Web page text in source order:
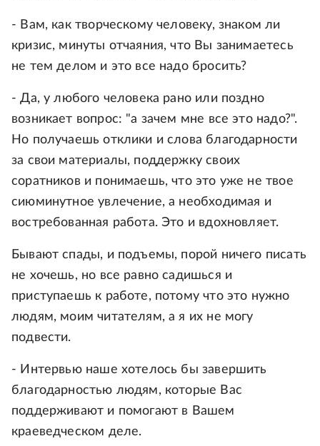
- Вам, как творческому человеку, знаком ли
кризис, минуты отчаяния, что Вы занимаетесь
не тем делом и это все надо бросить?
- Да, у любого человека рано или поздно
возникает вопрос: "а зачем мне все это надо?".
Но получаешь отклики и слова благодарности
за свои материалы, поддержку своих
соратников и понимаешь, что это уже не твое
сиюминутное увлечение, а необходимая и
востребованная работа. Это и вдохновляет.
Бывают спады, и подъемы, порой ничего писать
не хочешь, но все равно садишься и
приступаешь к работе, потому что это нужно
людям, моим читателям, а я их не могу
подвести.
- Интервью наше хотелось бы завершить
благодарностью людям, которые Вас
поддерживают и помогают в Вашем
краеведческом деле.